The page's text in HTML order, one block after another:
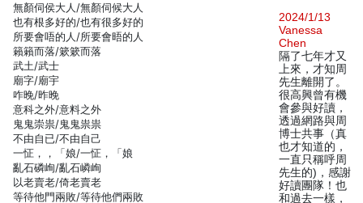
無顏伺侯大人/無顏伺候大人
也有根多好的/也有很多好的
所要會唔的人/所要會晤的人
籟籟而落/簌簌而落
武土/武士
廟字/廟宇
咋晚/昨晚
意科之外/意料之外
鬼鬼崇祟/鬼鬼祟祟
不由自已/不由自己
一怔，，「娘/一怔，「娘
亂石磷峋/亂石嶙峋
以老賣老/倚老賣老
等待他門兩敗/等待他們兩敗
2024/1/13
Vanessa
Chen
隔了七年才又
上來，才知周
先生離開了。
很高興曾有機
會參與好讀，
透過網路與周
博士共事（真
也才知道的，
一直只稱呼周
先生的)，感謝
好讀團隊！也
和過去一樣，